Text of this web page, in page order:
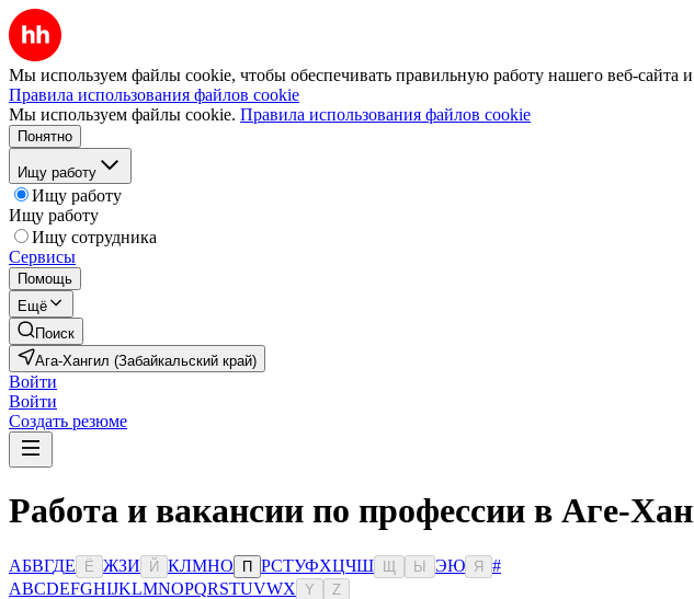
Мы используем файлы cookie, чтобы обеспечивать правильную работу нашего веб-сайта и
Правила использования файлов cookie
Мы используем файлы cookie. Правила использования файлов cookie
Понятно
Ищу работу
Ищу работу
Ищу работу
Ищу сотрудника
Сервисы
Помощь
Ещё
Поиск
Ага-Хангил (Забайкальский край)
Войти
Войти
Создать резюме
Работа и вакансии по профессии в Аге-
АБВГДЕ Ё ЖЗИ Й КЛМНО П РСТУФХЦЧШ Ы ЭЮ Я
#
ABCDEFGHIJKLMNOPQRSTUVWX Y Z